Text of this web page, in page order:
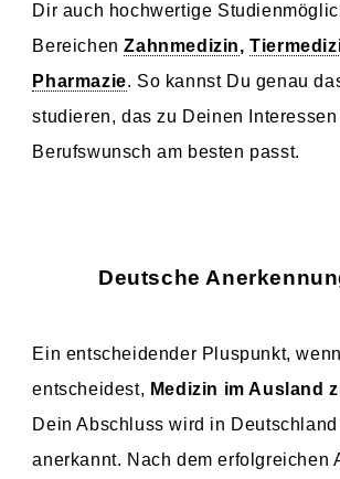
Dir auch hochwertige
BereichenZahnmedizin,
Pharmazie. So kannst Du genau
studieren, das zu Deinen
Berufswunsch am besten passt.
Deutsche
Ein entscheidender Pluspunkt,
entscheidest, Medizin im Ausland
Dein Abschluss wird in
anerkannt. Nach dem erfolgreichen